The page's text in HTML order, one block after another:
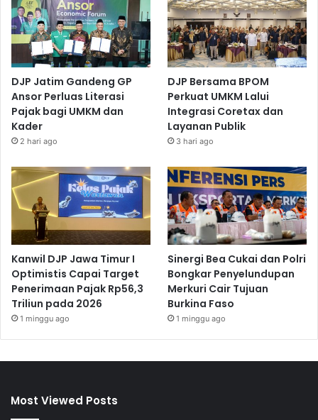
DJP Jatim Gandeng GP
Ansor Perluas Literasi
Pajak bagi UMKM dan
Kader
2 hari ago
DJP Bersama BPOM
Perkuat UMKM Lalui
Integrasi Coretax dan
Layanan Publik
3 hari ago
Kanwil DJP Jawa Timur I
Optimistis Capai Target
Penerimaan Pajak Rp56,3
Triliun pada 2026
1 minggu ago
Sinergi Bea Cukai dan Polri
Bongkar Penyelundupan
Merkuri Cair Tujuan
Burkina Faso
1 minggu ago
Most Viewed Posts